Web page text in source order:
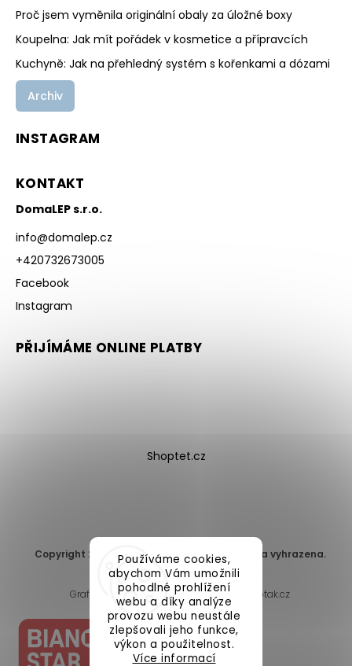
Používáme cookies,
abychom Vám umožnili
pohodlné prohlížení
webu a díky analýze
provozu webu neustále
zlepšovali jeho funkce,
výkon a použitelnost.
Více informací
Proč jsem vyměnila originální obaly za úložné boxy
Koupelna: Jak mít pořádek v kosmetice a přípravcích
Kuchyně: Jak na přehledný systém s kořenkami a dózami
Archiv
INSTAGRAM
KONTAKT
DomaLEP s.r.o.
info@domalep.cz
+420732673005
Facebook
Instagram
PŘIJÍMÁME ONLINE PLATBY
Shoptet.cz
Copyright 2026 DomaLEP s.r.o. . Všechna práva vyhrazena.
Upravit nastavení cookies
Grafický návrh vytvořil a nakódoval
Shoptak.cz